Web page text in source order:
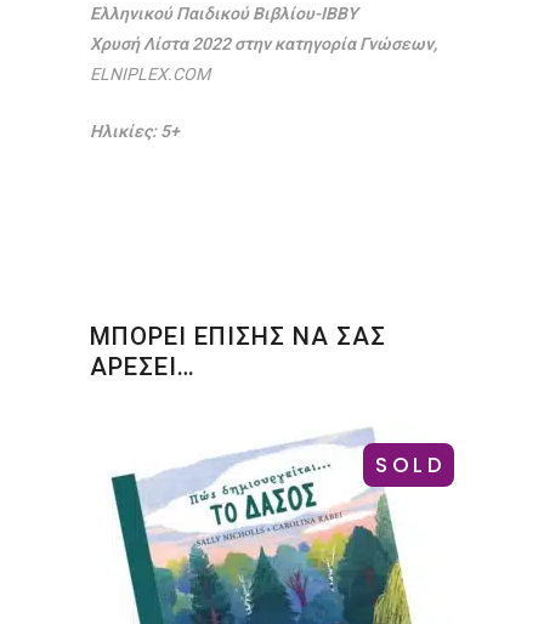
Ελληνικού Παιδικού Βιβλίου-ΙΒΒΥ
Χρυσή Λίστα 2022 στην κατηγορία Γνώσεων,
ELNIPLEX.COM
Ηλικίες: 5+
ΜΠΟΡΕΙ ΕΠΙΣΗΣ ΝΑ ΣΑΣ
ΑΡΕΣΕΙ…
SOLD